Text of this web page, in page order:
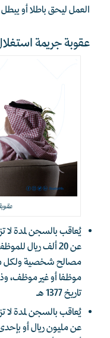
العمل ليحق باطلا أو
عقوبة جريمة
عن 20 ألف ريال
مصالح شخصية ولكل
موظفا أو غير موظف،
تاريخ 1377 هـ
عن مليون ريال أو